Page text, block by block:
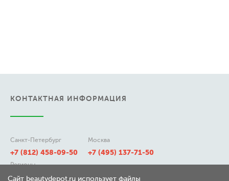
КОНТАКТНАЯ ИНФОРМАЦИЯ
Санкт-Петербург
+7 (812) 458-09-50
Москва
+7 (495) 137-71-50
Регионы
8 (800) 511-21-50
Сайт beautydepot.ru использует файлы